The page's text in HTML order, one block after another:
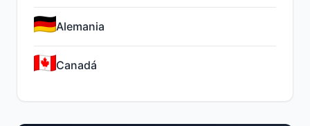
Alemania
Canadá